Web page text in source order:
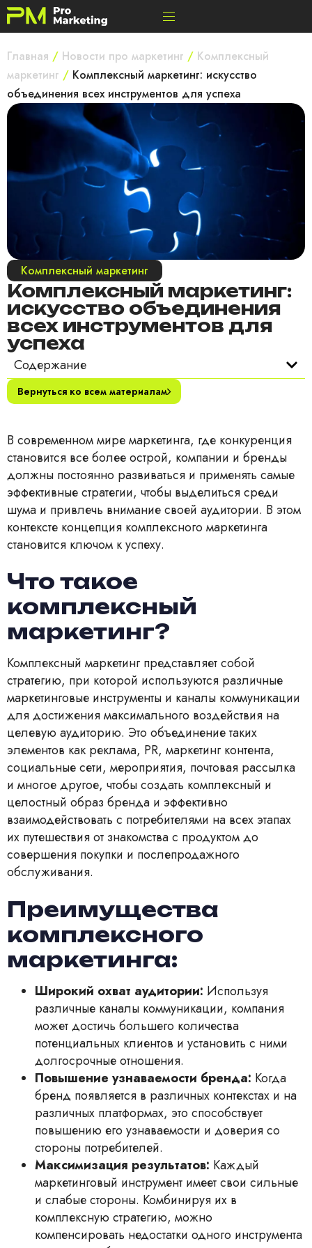
Главная / Новости про маркетинг / Комплексный
маркетинг / Комплексный маркетинг: искусство
объединения всех инструментов для успеха
Комплексный маркетинг
Комплексный маркетинг:
искусство объединения
всех инструментов для
успеха
Содержание
Вернуться ко всем материалам
В современном мире маркетинга, где конкуренция
становится все более острой, компании и бренды
должны постоянно развиваться и применять самые
эффективные стратегии, чтобы выделиться среди
шума и привлечь внимание своей аудитории. В этом
контексте концепция комплексного маркетинга
становится ключом к успеху.
Что такое
комплексный
маркетинг?
Комплексный маркетинг представляет собой
стратегию, при которой используются различные
маркетинговые инструменты и каналы коммуникации
для достижения максимального воздействия на
целевую аудиторию. Это объединение таких
элементов как реклама, PR, маркетинг контента,
социальные сети, мероприятия, почтовая рассылка
и многое другое, чтобы создать комплексный и
целостный образ бренда и эффективно
взаимодействовать с потребителями на всех этапах
их путешествия от знакомства с продуктом до
совершения покупки и послепродажного
обслуживания.
Преимущества
комплексного
маркетинга:
Широкий охват аудитории: Используя
различные каналы коммуникации, компания
может достичь большего количества
потенциальных клиентов и установить с ними
долгосрочные отношения.
Повышение узнаваемости бренда: Когда
бренд появляется в различных контекстах и на
различных платформах, это способствует
повышению его узнаваемости и доверия со
стороны потребителей.
Максимизация результатов: Каждый
маркетинговый инструмент имеет свои сильные
и слабые стороны. Комбинируя их в
комплексную стратегию, можно
компенсировать недостатки одного инструмента